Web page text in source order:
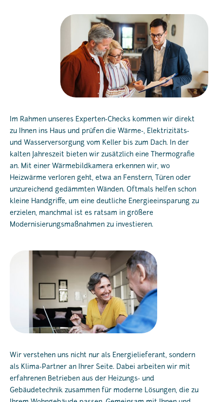
Im Rahmen unseres Experten‐Checks kommen wir direkt
zu Ihnen ins Haus und prüfen die Wärme‐, Elektrizitäts‐
und Wasserversorgung vom Keller bis zum Dach. In der
kalten Jahreszeit bieten wir zusätzlich eine Thermografie
an. Mit einer Wärmebildkamera erkennen wir, wo
Heizwärme verloren geht, etwa an Fenstern, Türen oder
unzureichend gedämmten Wänden. Oftmals helfen schon
kleine Handgriffe, um eine deutliche Energieeinsparung zu
erzielen, manchmal ist es ratsam in größere
Modernisierungsmaßnahmen zu investieren.
Wir verstehen uns nicht nur als Energielieferant, sondern
als Klima-Partner an Ihrer Seite. Dabei arbeiten wir mit
erfahrenen Betrieben aus der Heizungs- und
Gebäudetechnik zusammen für moderne Lösungen, die zu